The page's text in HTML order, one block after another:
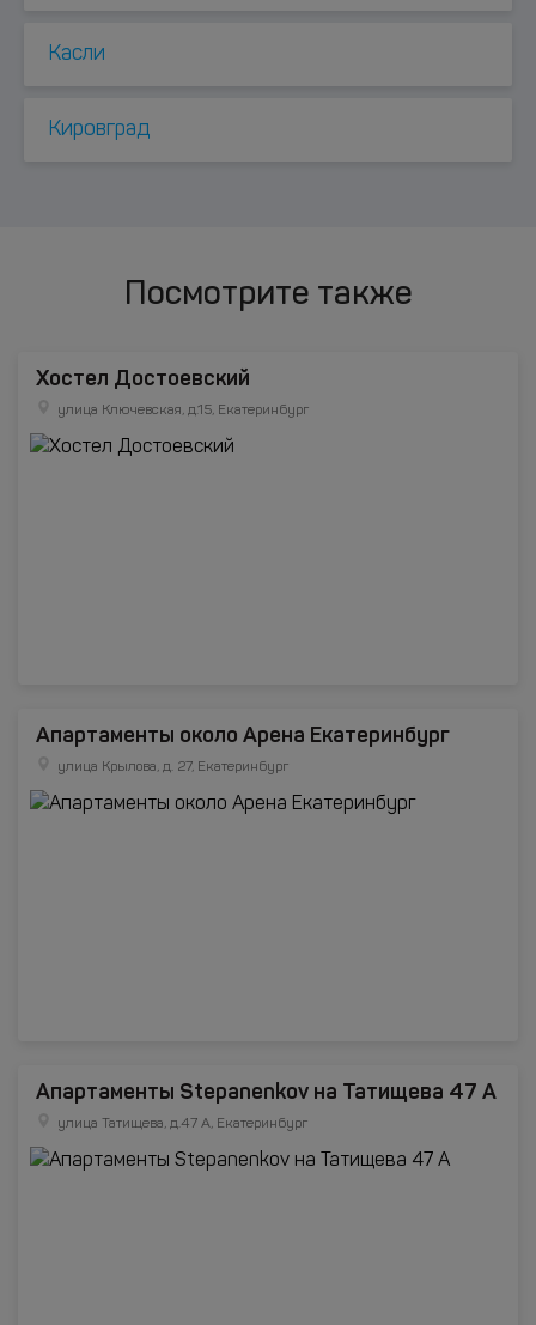
Касли
Кировград
Посмотрите также
Хостел Достоевский
улица Ключевская, д.15, Екатеринбург
Апартаменты около Арена Екатеринбург
улица Крылова, д. 27, Екатеринбург
Апартаменты Stepanenkov на Татищева 47 А
улица Татищева, д.47 A, Екатеринбург